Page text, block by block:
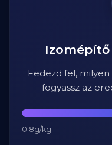
Izomépítő
Fedezd fel,
fogyassz az
0.8g/kg